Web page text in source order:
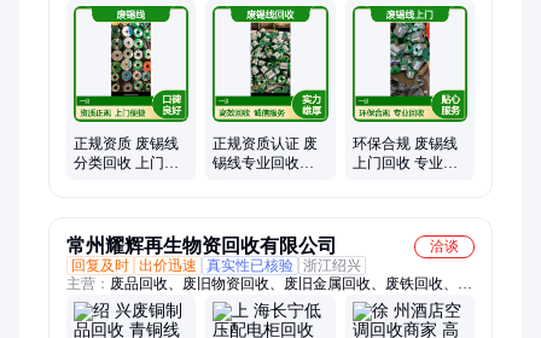
锡块、专业废锡、专业锡条、锡埞金属、锡渣回收、锡条回收、
专业锡灰、回收锡膏、锡灰回收服、回收条块灰、光谱检测技
术、废旧镀锌助剂、再生资源锡块、再生资源锡埞、环保回收锡
条、再生资源锡条
正规资质 废锡线
分类回收 上门服
正规资质认证 废
锡线专业回收服
环保合规 废锡线
上门回收 专业团
常州耀辉再生物资回收有限公司
洽谈
回复及时 出价迅速 真实性已核验 浙江绍兴
主营： 废品回收、废旧物资回收、废旧金属回收、废铁回收、废
铁屑回收、废铜回收、黄铜回收、紫铜回收、废铝回收、废铝合
金回收、废不锈钢回收、废不锈钢材回收、废钢材回收、钢刨花